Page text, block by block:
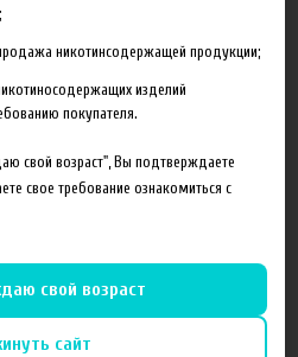
Отзывы
70VG/30PG.
американских
никотинсодержащей продукции;
изделий
покупателя.
свой возраст", Вы подтверждаете
свое требование ознакомиться с
свой возраст
сайт